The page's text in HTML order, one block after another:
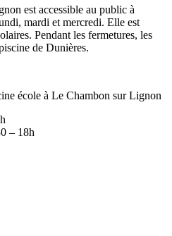
est accessible au public à
mardi et mercredi. Elle est
Pendant les fermetures, les
de Dunières.
école à Le Chambon sur Lignon
– 18h